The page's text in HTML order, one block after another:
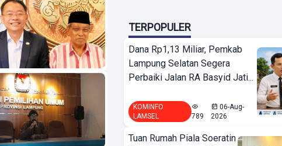
TERPOPULER
Dana Rp1,13 Miliar, Pemkab
Lampung Selatan Segera
Perbaiki Jalan RA Basyid Jati...
KOMINFO
LAMSEL
789
06-Aug-
2026
Tuan Rumah Piala Soeratin